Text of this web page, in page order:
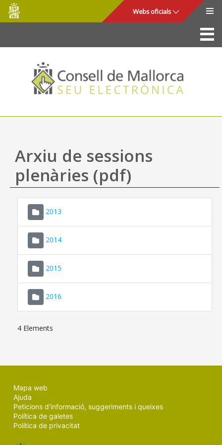
Salta al contingut principal
Consell
de
Mallorca
Webs oficials
La Seu
Consell de Mallorca
Accés i seguretat
Utilitats
Ajuda
Arxiu de sessions
plenàries (pdf)
2013
2014
2015
2016
4 Elements
Mapa web
Ajuda
Peticions d'informació, suggeriments i queixes
Política de galetes
Política de privacitat